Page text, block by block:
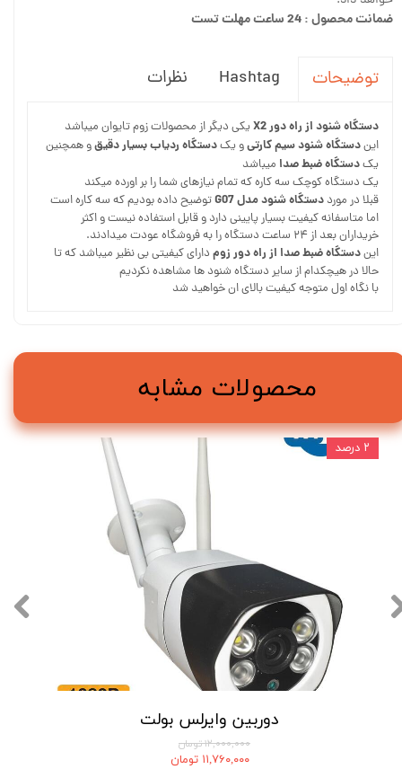
ضمانت محصول : 24 ساعت مهلت تست
توضیحات Hashtag نظرات
دستگاه شنود از راه دور X2
یکی دیگر از محصولات زوم تایوان میباشد
ایندستگاه شنود سیم کارتیو یکدستگاه ردیاب بسیار دقیقو همچنین
یکدستگاه ضبط صدا میباشد
یک دستگاه کوچک سه کاره که تمام نیازهای شما را بر اورده میکند
قبلا در مورد دستگاه شنود مدل G07
توضیح داده بودیم که سه کاره است
اما متاسفانه کیفیت بسیار پایینی دارد و قابل استفاده نیست و اکثر
خریداران بعد از ۲۴ ساعت دستگاه را به فروشگاه عودت میدادند.
ایندستگاه ضبط صدا از راه دور زوم دارای کیفیتی بی نظیر میباشد که تا
حالا در هیچکدام از سایر دستگاه شنود ها مشاهده نکردیم
با نگاه اول متوجه کیفیت بالای ان خواهید شد
دوربین وایرلس بولت
۱۲,۰۰۰,۰۰۰ تومان
۱۱,۷۶۰,۰۰۰ تومان
۲ درصد
محصولات مشابه